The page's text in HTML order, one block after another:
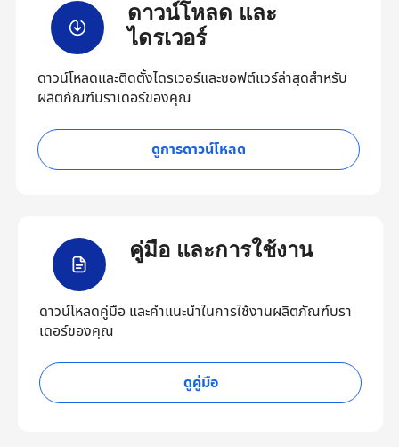
ดาวน์โหลด และ
ไดรเวอร์
ดาวน์โหลดและติดตั้งไดรเวอร์และซอฟต์แวร์ล่าสุดสำหรับ
ผลิตภัณฑ์บราเดอร์ของคุณ
ดูการดาวน์โหลด
คู่มือ และการใช้งาน
ดาวน์โหลดคู่มือ และคำแนะนำในการใช้งานผลิตภัณฑ์บรา
เดอร์ของคุณ
ดูคู่มือ